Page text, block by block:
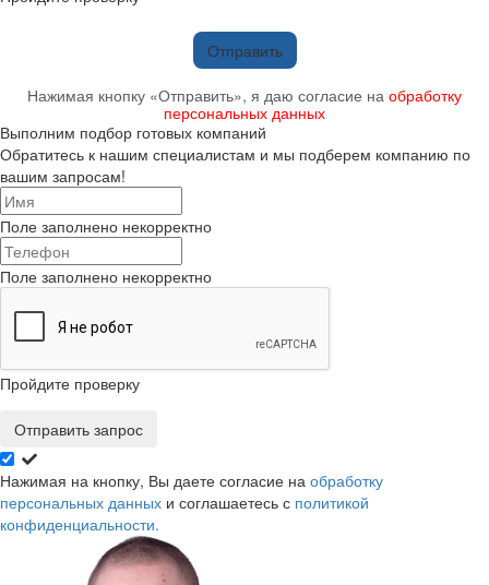
Отправить
Нажимая кнопку «Отправить», я даю согласие на обработку
персональных данных
Выполним подбор готовых компаний
Обратитесь к нашим специалистам и мы подберем компанию по
вашим запросам!
Поле заполнено некорректно
Поле заполнено некорректно
Пройдите проверку
Отправить запрос
Нажимая на кнопку, Вы даете согласие на обработку
персональных данных и соглашаетесь с политикой
конфиденциальности.